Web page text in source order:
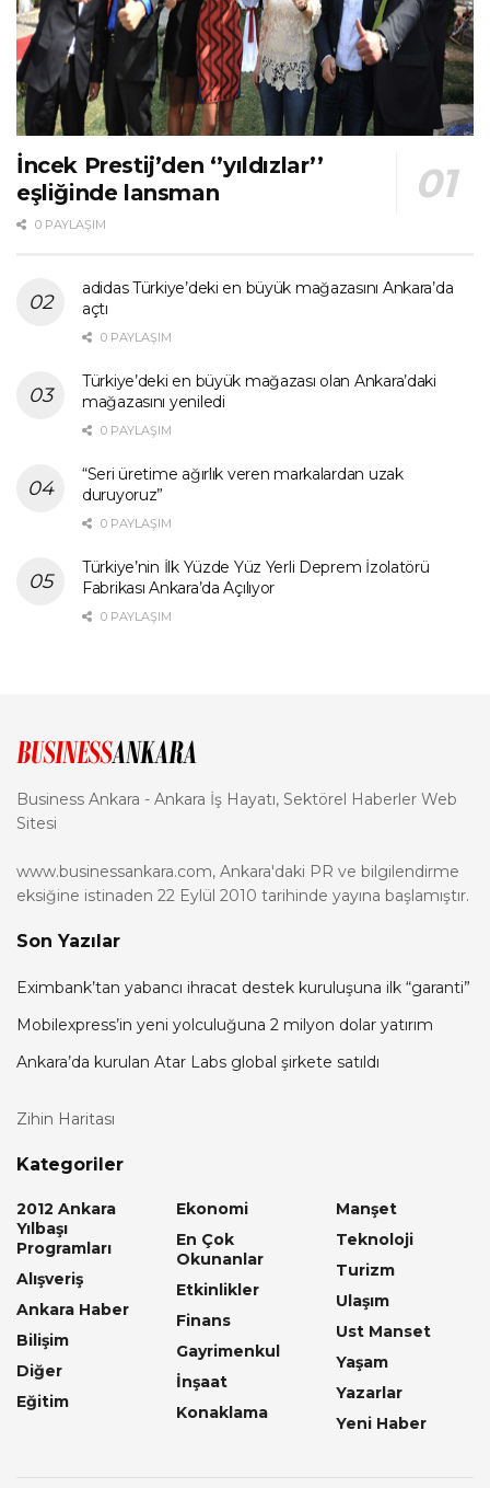
İncek Prestij’den ‘’yıldızlar’’
eşliğinde lansman
0 PAYLAŞIM
adidas Türkiye’deki en büyük mağazasını Ankara’da
açtı
0 PAYLAŞIM
Türkiye’deki en büyük mağazası olan Ankara’daki
mağazasını yeniledi
0 PAYLAŞIM
“Seri üretime ağırlık veren markalardan uzak
duruyoruz”
0 PAYLAŞIM
Türkiye’nin İlk Yüzde Yüz Yerli Deprem İzolatörü
Fabrikası Ankara’da Açılıyor
0 PAYLAŞIM
Business Ankara - Ankara İş Hayatı, Sektörel Haberler Web
Sitesi
www.businessankara.com, Ankara'daki PR ve bilgilendirme
eksiğine istinaden 22 Eylül 2010 tarihinde yayına başlamıştır.
Son Yazılar
Eximbank’tan yabancı ihracat destek kuruluşuna ilk “garanti”
Mobilexpress’in yeni yolculuğuna 2 milyon dolar yatırım
Ankara’da kurulan Atar Labs global şirkete satıldı
Zihin Haritası
Kategoriler
2012 Ankara
Yılbaşı
Programları
Alışveriş
Ankara Haber
Bilişim
Diğer
Eğitim
Ekonomi
En Çok
Okunanlar
Etkinlikler
Finans
Gayrimenkul
İnşaat
Konaklama
Manşet
Teknoloji
Turizm
Ulaşım
Ust Manset
Yaşam
Yazarlar
Yeni Haber